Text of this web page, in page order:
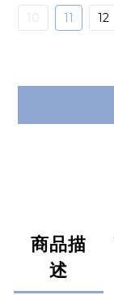
10 11 12
商品描
述